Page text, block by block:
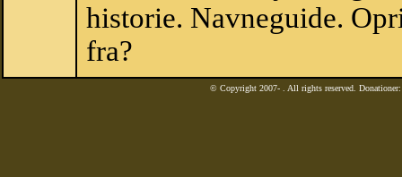
historie. Navneguide.
fra?
© Copyright 2007- . All rights reserved.